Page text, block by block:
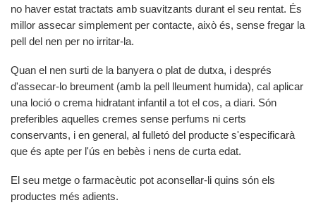
no haver estat tractats amb suavitzants durant el seu rentat. És
millor assecar simplement per contacte, això és, sense fregar la
pell del nen per no irritar-la.
Quan el nen surti de la banyera o plat de dutxa, i després
d'assecar-lo breument (amb la pell lleument humida), cal aplicar
una loció o crema hidratant infantil a tot el cos, a diari. Són
preferibles aquelles cremes sense perfums ni certs
conservants, i en general, al fulletó del producte s'especificarà
que és apte per l'ús en bebès i nens de curta edat.
El seu metge o farmacèutic pot aconsellar-li quins són els
productes més adients.